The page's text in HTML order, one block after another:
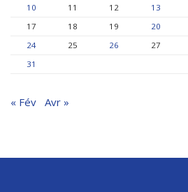
10
11 12 13
17
18 19 20
24
25 26 27
31
« Fév Avr »